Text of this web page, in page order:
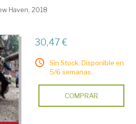
Haven, 2018
30,47 €
Sin Stock. Disponible en
5/6 semanas.
COMPRAR